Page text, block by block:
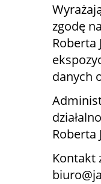
zgodę
Roberta
danych
Roberta
Kontakt